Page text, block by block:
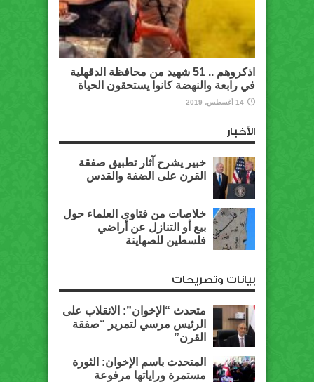
اذكروهم .. 51 شهيد من محافظة الدقهلية
في رابعة والنهضة كانوا يستحقون الحياة
14 أغسطس، 2019
الأخبار
خبير يشرح آثار تطبيق صفقة
القرن على الضفة والقدس
خلاصات من فتاوى العلماء حول
بيع أو التنازل عن أراضي
فلسطين للصهاينة
بيانات وتصريحات
متحدث “الإخوان”: الانقلاب على
الرئيس مرسي لتمرير “صفقة
القرن”
المتحدث باسم الإخوان: الثورة
مستمرة وراياتها مرفوعة